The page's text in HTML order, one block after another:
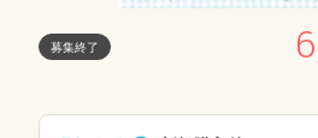
募集終了